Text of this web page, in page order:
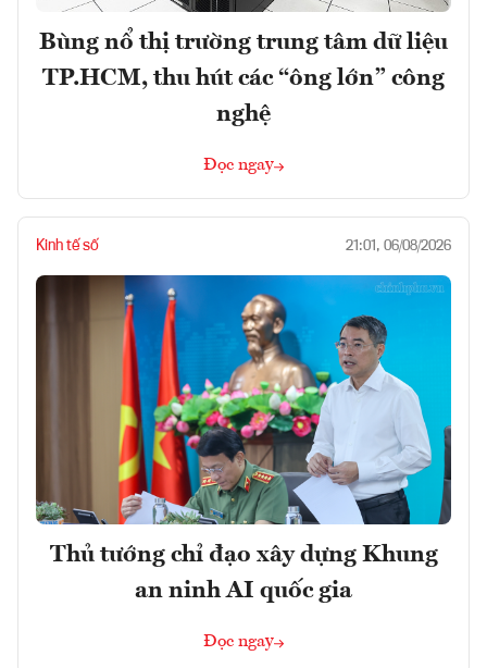
Bùng nổ thị trường trung tâm dữ liệu
TP.HCM, thu hút các “ông lớn” công
nghệ
Đọc ngay
Kinh tế số 21:01, 06/08/2026
Thủ tướng chỉ đạo xây dựng Khung
an ninh AI quốc gia
Đọc ngay